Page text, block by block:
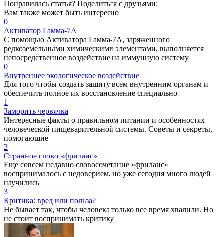
Понравилась статья? Поделиться с друзьями:
Вам также может быть интересно
0
Активатор Гамма-7А
С помощью Активатора Гамма-7А, заряженного
редкоземельными химическими элементами, выполняется
непосредственное воздействие на иммунную систему
0
Внутреннее экологическое воздействие
Для того чтобы создать защиту всем внутренним органам и
обеспечить полное их восстановление специально
1
Заморить червячка
Интересные факты о правильном питании и особенностях
человеческой пищеварительной системы. Советы и секреты,
помогающие
2
Странное слово «фриланс»
Еще совсем недавно словосочетание «фриланс»
воспринималось с недоверием, но уже сегодня много людей
научились
3
Критика: вред или польза?
Не бывает так, чтобы человека только все время хвалили. Но
не стоит воспринимать критику